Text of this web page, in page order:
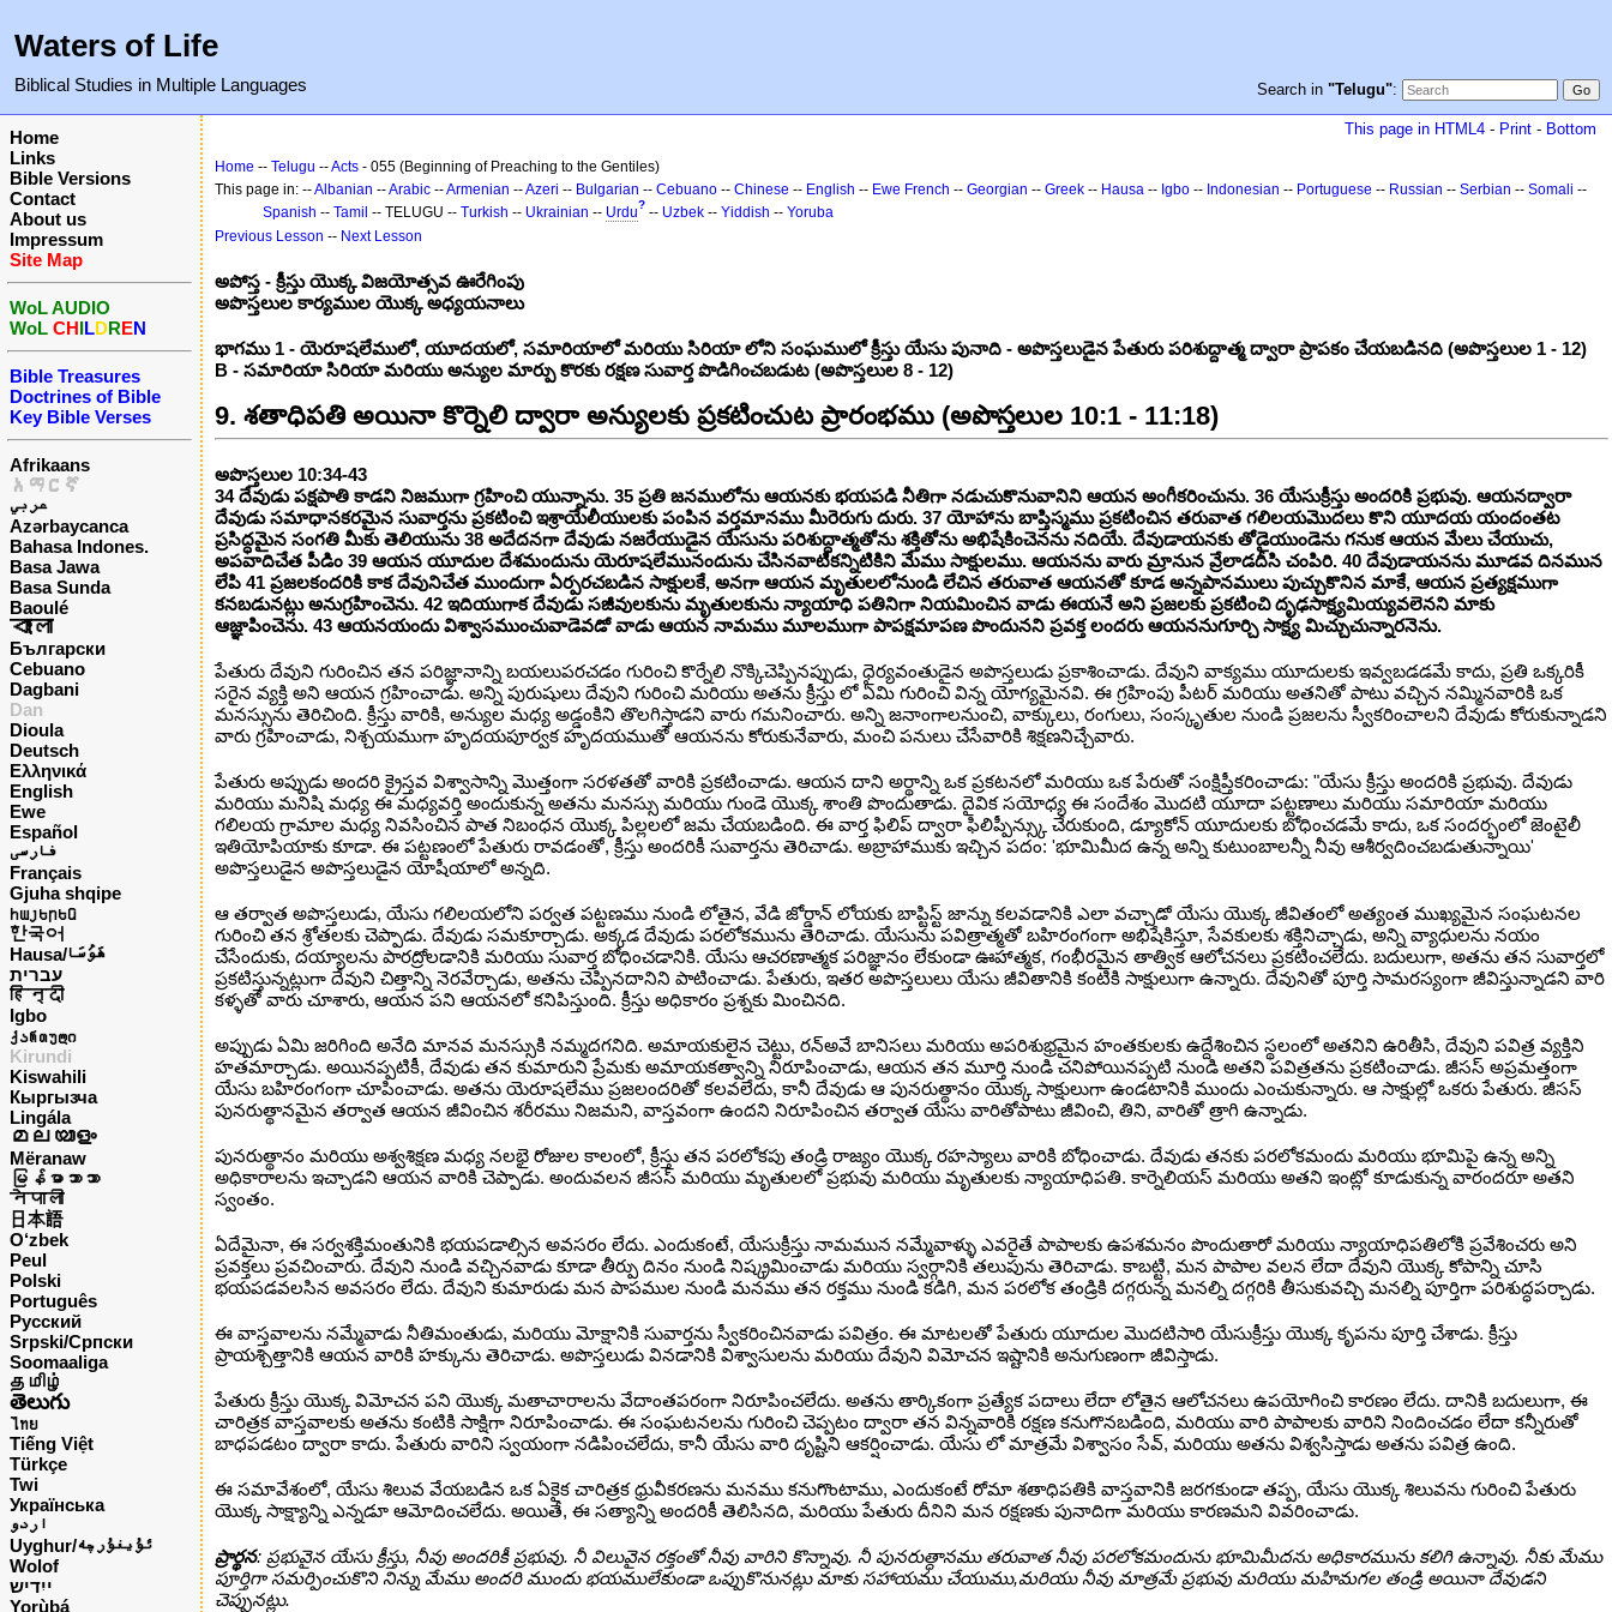
Waters of Life
Biblical Studies in Multiple Languages Search in "Telugu":
Home
Links
Bible Versions
Contact
About us
Impressum
Site Map
WoL AUDIO
WoL CHILDREN
Bible Treasures
Doctrines of Bible
Key Bible Verses
Afrikaans
አማርኛ
عربي
Azərbaycanca
Bahasa Indones.
Basa Jawa
Basa Sunda
Baoulé
বাংলা
Български
Cebuano
Dagbani
Dan
Dioula
Deutsch
Ελληνικά
English
Ewe
Español
فارسی
Français
Gjuha shqipe
հայերեն
한국어
Hausa/هَوُسَا
עברית
हिन्दी
Igbo
ქართული
Kirundi
Kiswahili
Кыргызча
Lingála
മലയാളം
Mëranaw
မြန်မာဘာသာ
नेपाली
日本語
O‘zbek
Peul
Polski
Português
Русский
Srpski/Српски
Soomaaliga
தமிழ்
తెలుగు
ไทย
Tiếng Việt
Türkçe
Twi
Українська
اردو
Uyghur/ئۇيغۇرچه
Wolof
ייִדיש
Yorùbá
This page in HTML4 - Print - Bottom
Home -- Telugu --Acts - 055 (Beginning of Preaching to the Gentiles)
This page in: --Albanian --Arabic --Armenian --Azeri -- Bulgarian -- Cebuano -- Chinese -- English -- Ewe French -- Georgian -- Greek -- Hausa -- Igbo -- Indonesian -- Portuguese -- Russian -- Serbian -- Somali --
Spanish -- Tamil -- TELUGU -- Turkish -- Ukrainian -- Urdu? -- Uzbek -- Yiddish -- Yoruba
Previous Lesson -- Next Lesson
అపోస్త - క్రీస్తు యొక్క విజయోత్సవ ఊరేగింపు
అపొస్తలుల కార్యముల యొక్క అధ్యయనాలు
భాగము 1 - యెరూషలేములో, యూదయలో, సమారియాలో మరియు సిరియా లోని సంఘములో క్రీస్తు యేసు పునాది - అపొస్తలుడైన పేతురు పరిశుద్దాత్మ ద్వారా ప్రాపకం చేయబడినది (అపొస్తలుల 1 - 12)
B - సమారియా సిరియా మరియు అన్యుల మార్పు కొరకు రక్షణ సువార్త పొడిగించబడుట (అపొస్తలుల 8 - 12)
9. శతాధిపతి అయినా కొర్నెలి ద్వారా అన్యులకు ప్రకటించుట ప్రారంభము (అపొస్తలుల 10:1 - 11:18)
అపొస్తలుల 10:34-43
34 దేవుడు పక్షపాతి కాడని నిజముగా గ్రహించి యున్నాను. 35 ప్రతి జనములోను ఆయనకు భయపడి నీతిగా నడుచుకొనువానిని ఆయన అంగీకరించును. 36 యేసుక్రీస్తు అందరికి ప్రభువు. ఆయనద్వారా
దేవుడు సమాధానకరమైన సువార్తను ప్రకటించి ఇశ్రాయేలీయులకు పంపిన వర్తమానము మీరెరుగు దురు. 37 యోహాను బాప్తిస్మము ప్రకటించిన తరువాత గలిలయమొదలు కొని యూదయ యందంతట
ప్రసిద్ధమైన సంగతి మీకు తెలియును 38 అదేదనగా దేవుడు నజరేయుడైన యేసును పరిశుద్ధాత్మతోను శక్తితోను అభిషేకించెనను నదియే. దేవుడాయనకు తోడైయుండెను గనుక ఆయన మేలు చేయుచు,
అపవాదిచేత పీడిం 39 ఆయన యూదుల దేశమందును యెరూషలేమునందును చేసినవాటికన్నిటికిని మేము సాక్షులము. ఆయనను వారు మ్రానున వ్రేలాడదీసి చంపిరి. 40 దేవుడాయనను మూడవ దినమున
లేపి 41 ప్రజలకందరికి కాక దేవునిచేత ముందుగా ఏర్పరచబడిన సాక్షులకే, అనగా ఆయన మృతులలోనుండి లేచిన తరువాత ఆయనతో కూడ అన్నపానములు పుచ్చుకొనిన మాకే, ఆయన ప్రత్యక్షముగా
కనబడునట్లు అనుగ్రహించెను. 42 ఇదియుగాక దేవుడు సజీవులకును మృతులకును న్యాయాధి పతినిగా నియమించిన వాడు ఈయనే అని ప్రజలకు ప్రకటించి దృఢసాక్ష్యమియ్యవలెనని మాకు
ఆజ్ఞాపించెను. 43 ఆయనయందు విశ్వాసముంచువాడెవడో వాడు ఆయన నామము మూలముగా పాపక్షమాపణ పొందునని ప్రవక్త లందరు ఆయననుగూర్చి సాక్ష్య మిచ్చుచున్నారనెను.
పేతురు దేవుని గురించిన తన పరిజ్ఞానాన్ని బయలుపరచడం గురించి కొర్నేలి నొక్కిచెప్పినప్పుడు, ధైర్యవంతుడైన అపొస్తలుడు ప్రకాశించాడు. దేవుని వాక్యము యూదులకు ఇవ్వబడడమే కాదు, ప్రతి ఒక్కరికీ
సరైన వ్యక్తి అని ఆయన గ్రహించాడు. అన్ని పురుషులు దేవుని గురించి మరియు అతను క్రీస్తు లో ఏమి గురించి విన్న యోగ్యమైనవి. ఈ గ్రహింపు పీటర్ మరియు అతనితో పాటు వచ్చిన నమ్మినవారికి ఒక
మనస్సును తెరిచింది. క్రీస్తు వారికి, అన్యుల మధ్య అడ్డంకిని తొలగిస్తాడని వారు గమనించారు. అన్ని జనాంగాలనుంచి, వాక్కులు, రంగులు, సంస్కృతుల నుండి ప్రజలను స్వీకరించాలని దేవుడు కోరుకున్నాడని
వారు గ్రహించాడు, నిశ్చయముగా హృదయపూర్వక హృదయముతో ఆయనను కోరుకునేవారు, మంచి పనులు చేసేవారికి శిక్షణనిచ్చేవారు.
పేతురు అప్పుడు అందరి క్రైస్తవ విశ్వాసాన్ని మొత్తంగా సరళతతో వారికి ప్రకటించాడు. ఆయన దాని అర్థాన్ని ఒక ప్రకటనలో మరియు ఒక పేరుతో సంక్షిప్తీకరించాడు: "యేసు క్రీస్తు అందరికి ప్రభువు. దేవుడు
మరియు మనిషి మధ్య ఈ మధ్యవర్తి అందుకున్న అతను మనస్సు మరియు గుండె యొక్క శాంతి పొందుతాడు. దైవిక సయోధ్య ఈ సందేశం మొదటి యూదా పట్టణాలు మరియు సమారియా మరియు
గలిలయ గ్రామాల మధ్య నివసించిన పాత నిబంధన యొక్క పిల్లలలో జమ చేయబడింది. ఈ వార్త ఫిలిప్ ద్వారా ఫిలిప్పీన్స్కు చేరుకుంది, డ్యూకోన్ యూదులకు బోధించడమే కాదు, ఒక సందర్భంలో జెంటైలీ
ఇతియోపియాకు కూడా. ఈ పట్టణంలో పేతురు రావడంతో, క్రీస్తు అందరికీ సువార్తను తెరిచాడు. అబ్రాహాముకు ఇచ్చిన పదం: 'భూమిమీద ఉన్న అన్ని కుటుంబాలన్నీ నీవు ఆశీర్వదించబడుతున్నాయి'
అపొస్తలుడైన అపొస్తలుడైన యోషీయాలో అన్నది.
ఆ తర్వాత అపొస్తలుడు, యేసు గలిలయలోని పర్వత పట్టణము నుండి లోతైన, వేడి జోర్డాన్ లోయకు బాప్టిస్ట్ జాన్ను కలవడానికి ఎలా వచ్చాడో యేసు యొక్క జీవితంలో అత్యంత ముఖ్యమైన సంఘటనల
గురించి తన శ్రోతలకు చెప్పాడు. దేవుడు సమకూర్చాడు. అక్కడ దేవుడు పరలోకమును తెరిచాడు. యేసును పవిత్రాత్మతో బహిరంగంగా అభిషేకిస్తూ, సేవకులకు శక్తినిచ్చాడు, అన్ని వ్యాధులను నయం
చేసేందుకు, దయ్యాలను పారద్రోలడానికి మరియు సువార్త బోధించడానికి. యేసు ఆచరణాత్మక పరిజ్ఞానం లేకుండా ఊహాత్మక, గంభీరమైన తాత్విక ఆలోచనలు ప్రకటించలేదు. బదులుగా, అతను తన సువార్తలో
ప్రకటిస్తున్నట్లుగా దేవుని చిత్తాన్ని నెరవేర్చాడు, అతను చెప్పినదానిని పాటించాడు. పేతురు, ఇతర అపొస్తలులు యేసు జీవితానికి కంటికి సాక్షులుగా ఉన్నారు. దేవునితో పూర్తి సామరస్యంగా జీవిస్తున్నాడని వారి
కళ్ళతో వారు చూశారు, ఆయన పని ఆయనలో కనిపిస్తుంది. క్రీస్తు అధికారం ప్రశ్నకు మించినది.
అప్పుడు ఏమి జరిగింది అనేది మానవ మనస్సుకి నమ్మదగనిది. అమాయకులైన చెట్టు, రన్అవే బానిసలు మరియు అపరిశుభ్రమైన హంతకులకు ఉద్దేశించిన స్థలంలో అతనిని ఉరితీసి, దేవుని పవిత్ర వ్యక్తిని
హతమార్చాడు. అయినప్పటికీ, దేవుడు తన కుమారుని ప్రేమకు అమాయకత్వాన్ని నిరూపించాడు, ఆయన తన మూర్తి నుండి చనిపోయినప్పటి నుండి అతని పవిత్రతను ప్రకటించాడు. జీసస్ అప్రమత్తంగా
యేసు బహిరంగంగా చూపించాడు. అతను యెరూషలేము ప్రజలందరితో కలవలేదు, కానీ దేవుడు ఆ పునరుత్థానం యొక్క సాక్షులుగా ఉండటానికి ముందు ఎంచుకున్నారు. ఆ సాక్షుల్లో ఒకరు పేతురు. జీసస్
పునరుత్థానమైన తర్వాత ఆయన జీవించిన శరీరము నిజమని, వాస్తవంగా ఉందని నిరూపించిన తర్వాత యేసు వారితోపాటు జీవించి, తిని, వారితో త్రాగి ఉన్నాడు.
పునరుత్థానం మరియు అశ్వశిక్షణ మధ్య నలభై రోజుల కాలంలో, క్రీస్తు తన పరలోకపు తండ్రి రాజ్యం యొక్క రహస్యాలు వారికి బోధించాడు. దేవుడు తనకు పరలోకమందు మరియు భూమిపై ఉన్న అన్ని
అధికారాలను ఇచ్చాడని ఆయన వారికి చెప్పాడు. అందువలన జీసస్ మరియు మృతులలో ప్రభువు మరియు మృతులకు న్యాయాధిపతి. కార్నెలియస్ మరియు అతని ఇంట్లో కూడుకున్న వారందరూ అతని
స్వంతం.
ఏదేమైనా, ఈ సర్వశక్తిమంతునికి భయపడాల్సిన అవసరం లేదు. ఎందుకంటే, యేసుక్రీస్తు నామమున నమ్మేవాళ్ళు ఎవరైతే పాపాలకు ఉపశమనం పొందుతారో మరియు న్యాయాధిపతిలోకి ప్రవేశించరు అని
ప్రవక్తలు ప్రవచించారు. దేవుని నుండి వచ్చినవాడు కూడా తీర్పు దినం నుండి నిష్క్రమించాడు మరియు స్వర్గానికి తలుపును తెరిచాడు. కాబట్టి, మన పాపాల వలన లేదా దేవుని యొక్క కోపాన్ని చూసి
భయపడవలసిన అవసరం లేదు. దేవుని కుమారుడు మన పాపముల నుండి మనము తన రక్తము నుండి కడిగి, మన పరలోక తండ్రికి దగ్గరున్న మనల్ని దగ్గరికి తీసుకువచ్చి మనల్ని పూర్తిగా పరిశుద్ధపర్చాడు.
ఈ వాస్తవాలను నమ్మేవాడు నీతిమంతుడు, మరియు మోక్షానికి సువార్తను స్వీకరించినవాడు పవిత్రం. ఈ మాటలతో పేతురు యూదుల మొదటిసారి యేసుక్రీస్తు యొక్క కృపను పూర్తి చేశాడు. క్రీస్తు
ప్రాయశ్చిత్తానికి ఆయన వారికి హక్కును తెరిచాడు. అపొస్తలుడు వినడానికి విశ్వాసులను మరియు దేవుని విమోచన ఇష్టానికి అనుగుణంగా జీవిస్తాడు.
పేతురు క్రీస్తు యొక్క విమోచన పని యొక్క మతాచారాలను వేదాంతపరంగా నిరూపించలేదు. అతను తార్కికంగా ప్రత్యేక పదాలు లేదా లోతైన ఆలోచనలు ఉపయోగించి కారణం లేదు. దానికి బదులుగా, ఈ
చారిత్రక వాస్తవాలకు అతను కంటికి సాక్షిగా నిరూపించాడు. ఈ సంఘటనలను గురించి చెప్పటం ద్వారా తన విన్నవారికి రక్షణ కనుగొనబడింది, మరియు వారి పాపాలకు వారిని నిందించడం లేదా కన్నీరుతో
బాధపడటం ద్వారా కాదు. పేతురు వారిని స్వయంగా నడిపించలేదు, కానీ యేసు వారి దృష్టిని ఆకర్షించాడు. యేసు లో మాత్రమే విశ్వాసం సేవ్, మరియు అతను విశ్వసిస్తాడు అతను పవిత్ర ఉంది.
ఈ సమావేశంలో, యేసు శిలువ వేయబడిన ఒక ఏకైక చారిత్రక ధ్రువీకరణను మనము కనుగొంటాము, ఎందుకంటే రోమా శతాధిపతికి వాస్తవానికి జరగకుండా తప్ప, యేసు యొక్క శిలువను గురించి పేతురు
యొక్క సాక్ష్యాన్ని ఎన్నడూ ఆమోదించలేదు. అయితే, ఈ సత్యాన్ని అందరికీ తెలిసినది, మరియు పేతురు దీనిని మన రక్షణకు పునాదిగా మరియు కారణమని వివరించాడు.
ప్రార్థన: ప్రభువైన యేసు క్రీస్తు, నీవు అందరికీ ప్రభువు. నీ విలువైన రక్తంతో నీవు వారిని కొన్నావు. నీ పునరుత్ధానము తరువాత నీవు పరలోకమందును భూమిమీదను అధికారమును కలిగి ఉన్నావు. నీకు మేము
పూర్తిగా సమర్పించుకొని నిన్ను మేము అందరి ముందు భయములేకుండా ఒప్పుకొనునట్లు మాకు సహాయము చేయుము,మరియు నీవు మాత్రమే ప్రభువు మరియు మహిమగల తండ్రి అయినా దేవుడని
చెప్పునట్లు.